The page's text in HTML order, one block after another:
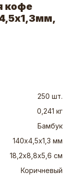
кофе
250 шт.
0,241 кг
Бамбук
140х4,5х1,3 мм
18,2х8,8х5,6 см
Коричневый